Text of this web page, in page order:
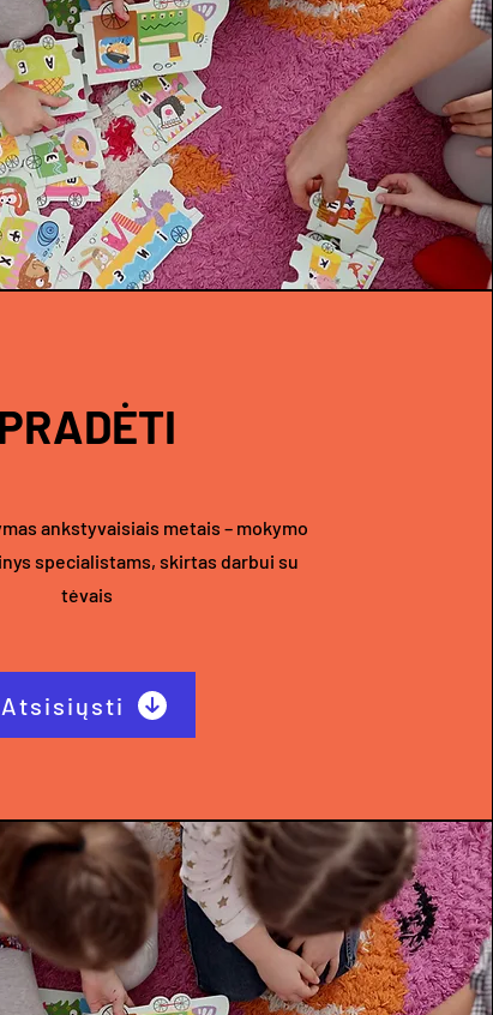
PRADĖTI
ankstyvaisiais metais – mokymo
specialistams, skirtas darbui su
tėvais
Atsisiųsti